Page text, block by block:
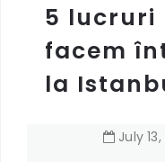
5 lucruri
facem
la
July 13,